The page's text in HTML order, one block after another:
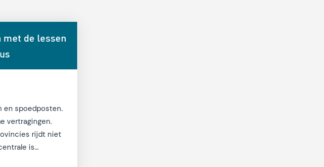
de lessen
en spoedposten.
vertragingen.
rijdt niet
is
rep en roer. Het